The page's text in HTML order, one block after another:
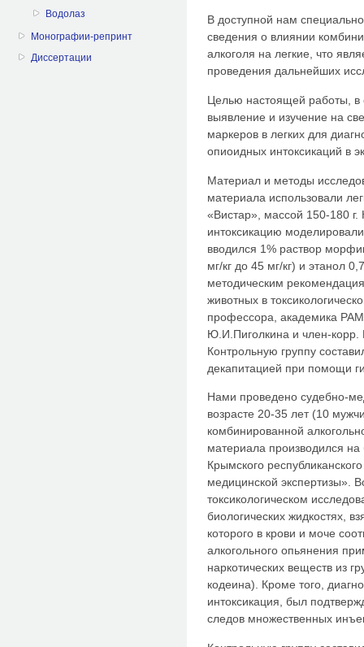
Водолаз
Монографии-репринт
Диссертации
В доступной нам
сведения о влиянии
алкоголя на легкие, что
проведения дальнейших
Целью настоящей работы, в
выявление и изучение на
маркеров в легких для
опиоидных интоксикаций в
Материал и методы
материала использовали
«Вистар», массой 150-180
интоксикацию
вводился 1% раствор
мг/кг до 45 мг/кг) и этанол
методическим
животных в
профессора, академика
Ю.И.Пиголкина и член-
Контрольную группу
декапитацией при помощи
Нами проведено судебно-
возрасте 20-35 лет (10
комбинированной
материала производился на
Крымского
медицинской экспертизы».
токсикологическом
биологических жидкостях,
которого в крови и моче
алкогольного опьянения
наркотических веществ из
кодеина). Кроме того,
интоксикация, был
следов множественных